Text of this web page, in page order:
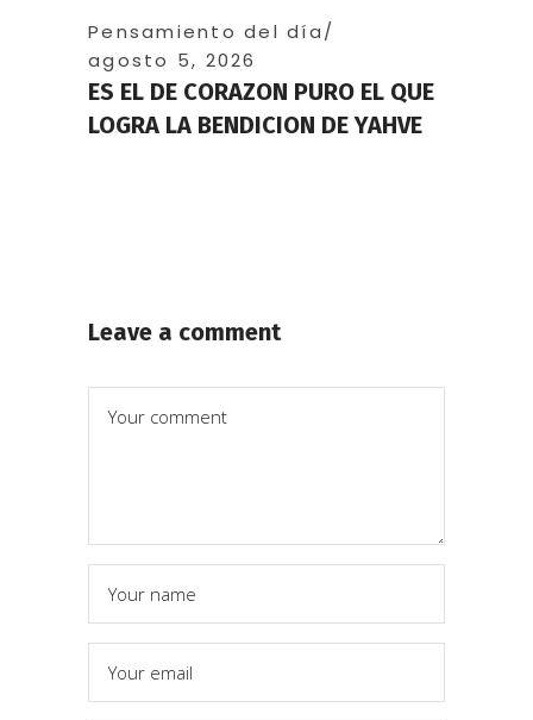
Pensamiento del día
agosto 5, 2026
ES EL DE CORAZON PURO EL QUE
LOGRA LA BENDICION DE YAHVE
Leave a comment